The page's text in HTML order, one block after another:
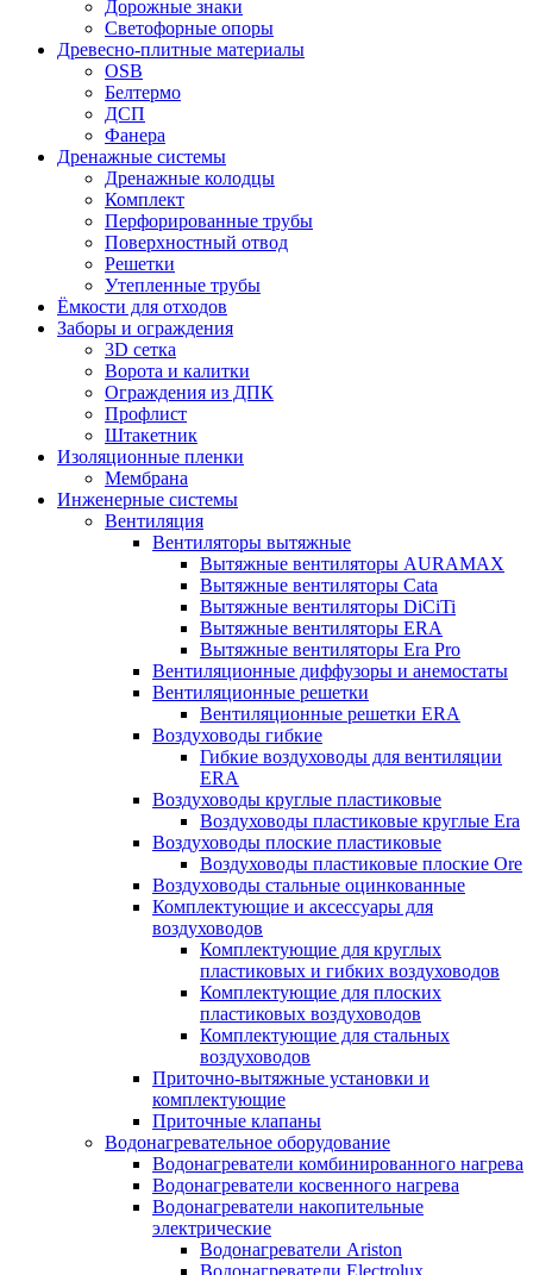
Дорожные знаки
Светофорные опоры
Древесно-плитные материалы
OSB
Белтермо
ДСП
Фанера
Дренажные системы
Дренажные колодцы
Комплект
Перфорированные трубы
Поверхностный отвод
Решетки
Утепленные трубы
Ёмкости для отходов
Заборы и ограждения
3D сетка
Ворота и калитки
Ограждения из ДПК
Профлист
Штакетник
Изоляционные пленки
Мембрана
Инженерные системы
Вентиляция
Вентиляторы вытяжные
Вытяжные вентиляторы AURAMAX
Вытяжные вентиляторы Cata
Вытяжные вентиляторы DiCiTi
Вытяжные вентиляторы ERA
Вытяжные вентиляторы Era Pro
Вентиляционные диффузоры и анемостаты
Вентиляционные решетки
Вентиляционные решетки ERA
Воздуховоды гибкие
Гибкие воздуховоды для вентиляции
ERA
Воздуховоды круглые пластиковые
Воздуховоды пластиковые круглые Era
Воздуховоды плоские пластиковые
Воздуховоды пластиковые плоские Ore
Воздуховоды стальные оцинкованные
Комплектующие и аксессуары для
воздуховодов
Комплектующие для круглых
пластиковых и гибких воздуховодов
Комплектующие для плоских
пластиковых воздуховодов
Комплектующие для стальных
воздуховодов
Приточно-вытяжные установки и
комплектующие
Приточные клапаны
Водонагревательное оборудование
Водонагреватели комбинированного нагрева
Водонагреватели косвенного нагрева
Водонагреватели накопительные
электрические
Водонагреватели Ariston